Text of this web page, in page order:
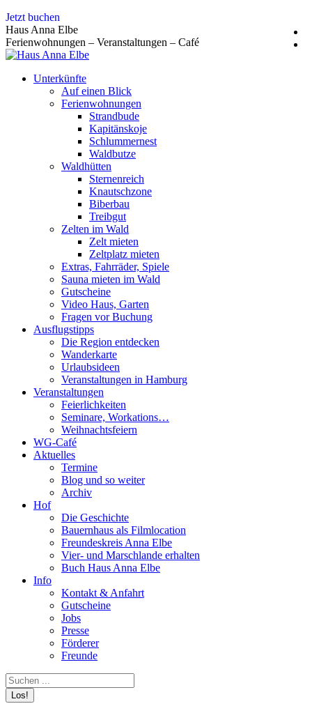
Zum
Inhalt
springen
Jetzt buchen
Haus Anna Elbe
Ferienwohnungen – Veranstaltungen – Café
Unterkünfte
Auf einen Blick
Ferienwohnungen
Strandbude
Kapitänskoje
Schlummernest
Waldbutze
Waldhütten
Sternenreich
Knautschzone
Biberbau
Treibgut
Zelten im Wald
Zelt mieten
Zeltplatz mieten
Extras, Fahrräder, Spiele
Sauna mieten im Wald
Gutscheine
Video Haus, Garten
Fragen vor Buchung
Ausflugstipps
Die Region entdecken
Wanderkarte
Urlaubsideen
Veranstaltungen in Hamburg
Veranstaltungen
Feierlichkeiten
Seminare, Workations…
Weihnachtsfeiern
WG-Café
Aktuelles
Termine
Blog und so weiter
Archiv
Hof
Die Geschichte
Bauernhaus als Filmlocation
Freundeskreis Anna Elbe
Vier- und Marschlande erhalten
Buch Haus Anna Elbe
Info
Kontakt & Anfahrt
Gutscheine
Jobs
Presse
Förderer
Freunde
Search: